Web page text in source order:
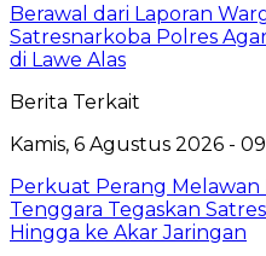
Berawal dari Laporan
Satresnarkoba Polres
di Lawe Alas
Berita Terkait
Kamis, 6 Agustus 2026 -
Perkuat Perang Melawan
Tenggara Tegaskan
Hingga ke Akar Jaringan